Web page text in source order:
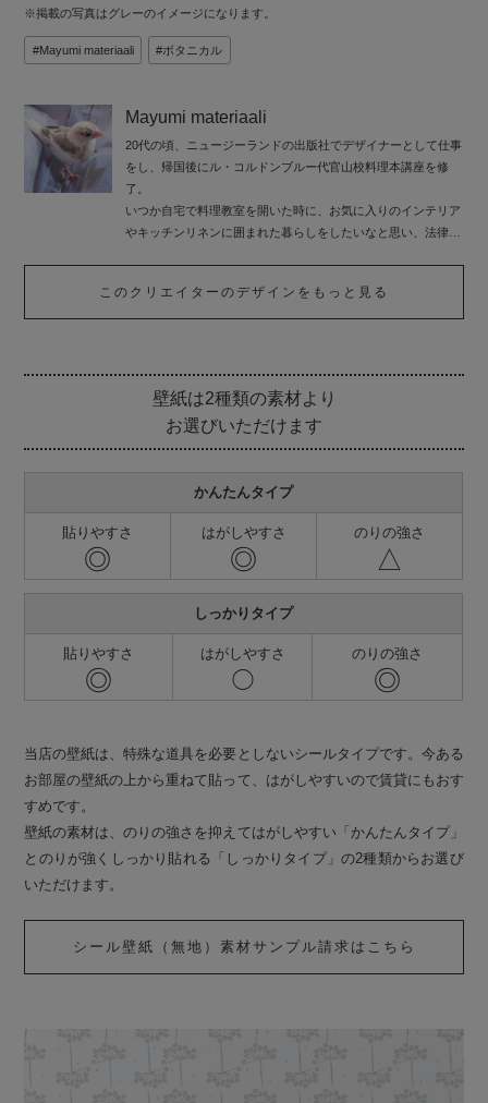
※掲載の写真はグレーのイメージになります。
Mayumi materiaali ボタニカル
Mayumi materiaali
20代の頃、ニュージーランドの出版社でデザイナーとして仕事
をし、帰国後にル・コルドンブルー代官山校料理本講座を修
了。
いつか自宅で料理教室を開いた時に、お気に入りのインテリア
やキッチンリネンに囲まれた暮らしをしたいなと思い、法律事
このクリエイターのデザインをもっと見る
壁紙は2種類の素材より
お選びいただけます
かんたんタイプ
貼りやすさ
◎
はがしやすさ
◎
のりの強さ
△
しっかりタイプ
貼りやすさ
◎
はがしやすさ
◯
のりの強さ
◎
当店の壁紙は、特殊な道具を必要としないシールタイプです。今ある
お部屋の壁紙の上から重ねて貼って、はがしやすいので賃貸にもおす
すめです。
壁紙の素材は、のりの強さを抑えてはがしやすい「かんたんタイプ」
とのりが強くしっかり貼れる「しっかりタイプ」の2種類からお選び
いただけます。
シール壁紙（無地）素材サンプル請求はこちら